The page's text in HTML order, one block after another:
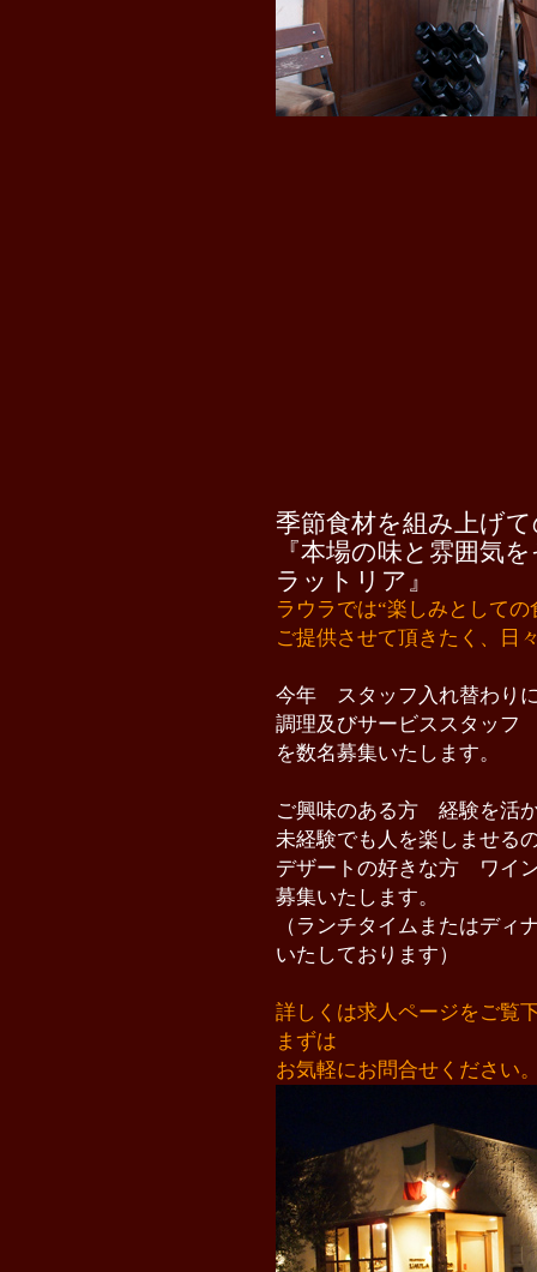
季節食材を組み上げ
『本場の味と雰囲気
ラットリア』
ラウラでは“楽しみとして
ご提供させて頂きたく、日
今年 スタッフ入れ替わり
調理及びサービススタッフ
を数名募集いたします。
ご興味のある方 経験を活
未経験でも人を楽しませ
デザートの好きな方 ワイ
募集いたします。
（ランチタイムまたはデ
いたしております）
詳しくは求人ページをご覧
まずは
お気軽にお問合せください